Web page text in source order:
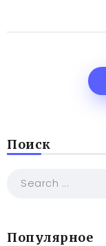
Поиск
Популярное